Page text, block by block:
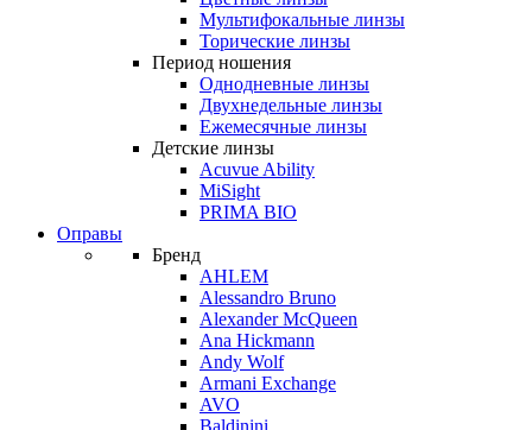
Мультифокальные линзы
Торические линзы
Период ношения
Однодневные линзы
Двухнедельные линзы
Ежемесячные линзы
Детские линзы
Acuvue Ability
MiSight
PRIMA BIO
Оправы
Бренд
AHLEM
Alessandro Bruno
Alexander McQueen
Ana Hickmann
Andy Wolf
Armani Exchange
AVO
Baldinini